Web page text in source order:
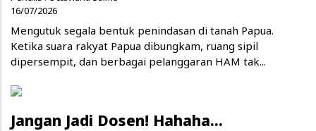
16/07/2026
Mengutuk segala bentuk penindasan di tanah Papua.
Ketika suara rakyat Papua dibungkam, ruang sipil
dipersempit, dan berbagai pelanggaran HAM tak...
Jangan Jadi Dosen! Hahaha...